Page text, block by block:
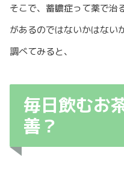
そこで、蓄膿症って薬で治
があるのではないかはない
調べてみると、
毎日飲むお
善？